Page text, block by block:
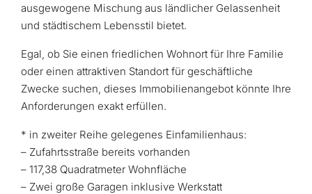
ausgewogene Mischung aus ländlicher Gelassenheit
und städtischem Lebensstil bietet.
Egal, ob Sie einen friedlichen Wohnort für Ihre Familie
oder einen attraktiven Standort für geschäftliche
Zwecke suchen, dieses Immobilienangebot könnte Ihre
Anforderungen exakt erfüllen.
* in zweiter Reihe gelegenes Einfamilienhaus:
– Zufahrtsstraße bereits vorhanden
– 117,38 Quadratmeter Wohnfläche
– Zwei große Garagen inklusive Werkstatt